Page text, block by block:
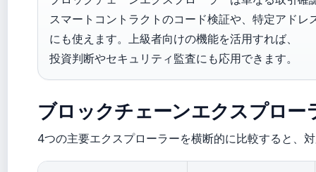
スマートコントラクトのコード検証や、特定アド
にも使えます。上級者向けの機能を活用すれば、
投資判断やセキュリティ監査にも応用できます。
ブロックチェーンエクスプロー
4つの主要エクスプローラーを横断的に比較すると、